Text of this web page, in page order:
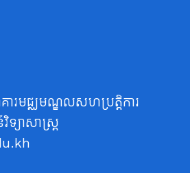
ារមជ្ឈមណ្ឌលសហប្រត្តិការ
ទ្យាសាស្ត្រ